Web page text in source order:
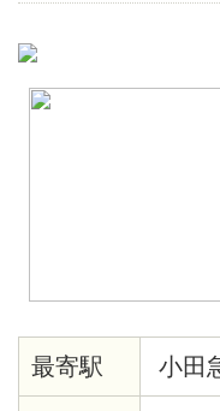
最寄駅 小田